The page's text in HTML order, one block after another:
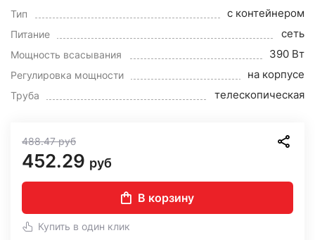
Тип с контейнером
Питание сеть
Мощность всасывания 390 Вт
Регулировка мощности на корпусе
Труба телескопическая
488.47руб
452.29 руб
В корзину
Купить в один клик